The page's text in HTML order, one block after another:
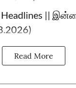
Headlines ||
Read More